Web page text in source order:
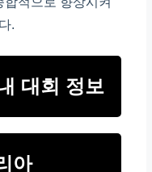
.
대회 정보
아